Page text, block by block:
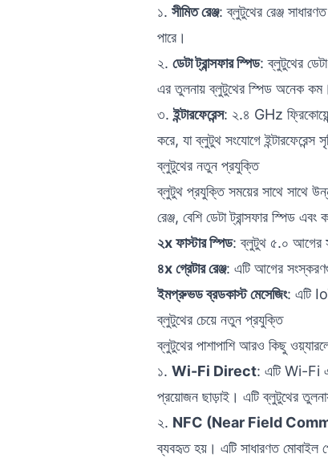
১. সীমিত রেঞ্জ: ব্লুটুথের রেঞ্জ
পারে।
২. ডেটা ট্রান্সফার স্পিড: ব্লুটুথের
এর তুলনায় ব্লুটুথের স্পিড অনেক কম।
৩.ইন্টারফেরেন্স: ২.৪ GHz
করে, যা ব্লুটুথ সংযোগে ইন্টারফেরেন্স
ব্লুটুথের নতুন প্রযুক্তি
ব্লুটুথ প্রযুক্তি সময়ের সাথে সাথে
রেঞ্জ, বেশি ডেটা ট্রান্সফার স্পিড
২x ফাস্টার স্পিড: ব্লুটুথ ৫.০ আগের
৪x গ্রেটার রেঞ্জ: এটি আগের
ইমপ্রুভড ব্রডকাস্ট মেসেজিং: এটি
ব্লুটুথের চেয়ে নতুন প্রযুক্তি
ব্লুটুথের পাশাপাশি আরও কিছু
১. Wi-Fi Direct: এটি Wi-Fi
প্রয়োজন ছাড়াই। এটি ব্লুটুথের
২. NFC (Near Field
ব্যবহৃত হয়। এটি সাধারণত মোবাইল